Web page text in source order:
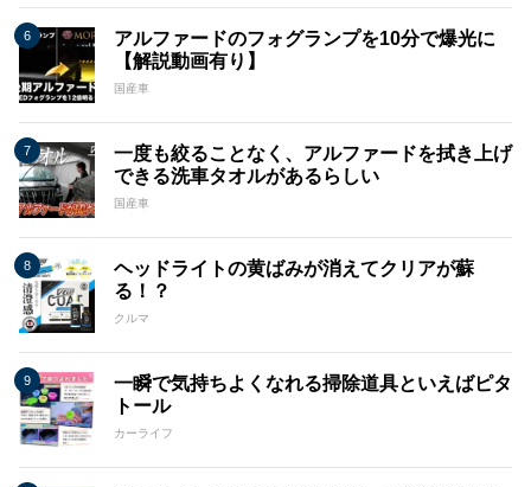
アルファードのフォグランプを10分で爆光に
【解説動画有り】
国産車
一度も絞ることなく、アルファードを拭き上げ
できる洗車タオルがあるらしい
国産車
ヘッドライトの黄ばみが消えてクリアが蘇
る！？
クルマ
一瞬で気持ちよくなれる掃除道具といえばピタ
トール
カーライフ